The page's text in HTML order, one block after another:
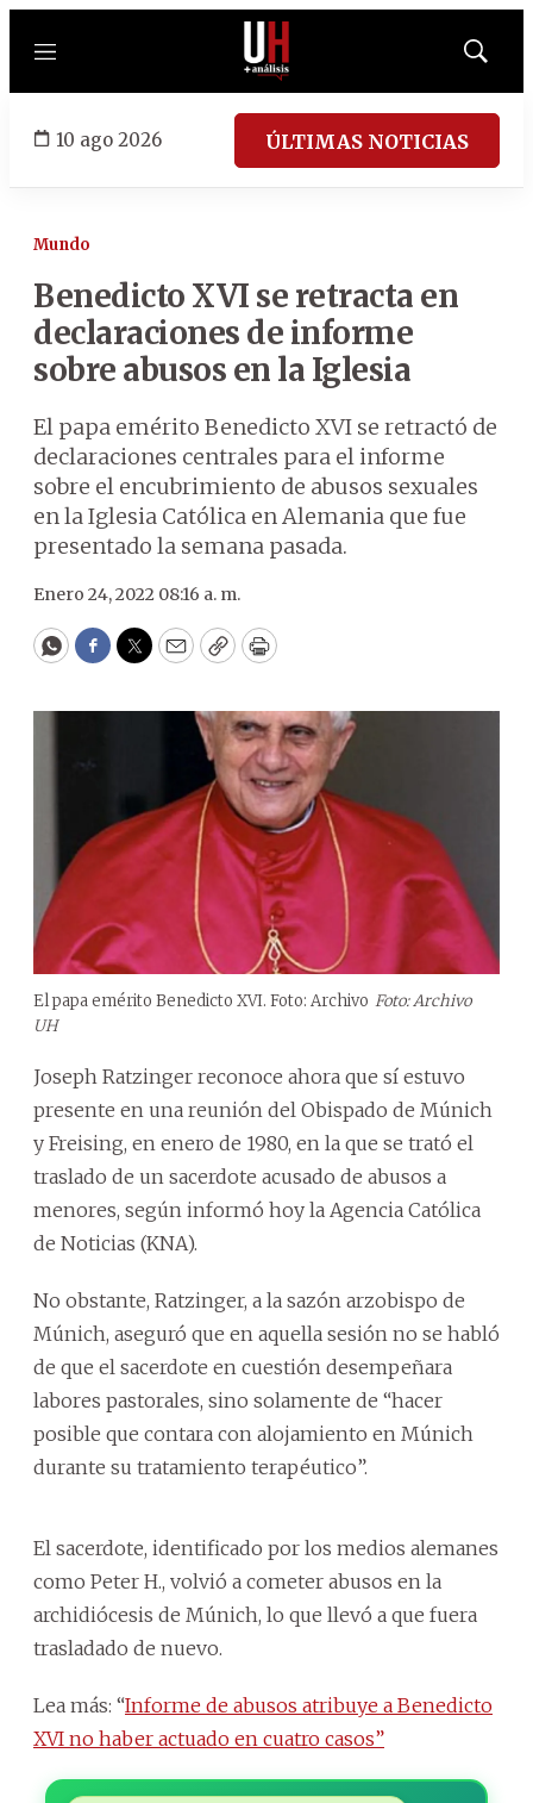
Menú
Mostrar
10 ago 2026 ÚLTIMAS NOTICIAS
Mundo
Benedicto XVI se retracta en
declaraciones de informe
sobre abusos en la Iglesia
El papa emérito Benedicto XVI se retractó de
declaraciones centrales para el informe
sobre el encubrimiento de abusos sexuales
en la Iglesia Católica en Alemania que fue
presentado la semana pasada.
Enero 24, 2022 08:16 a. m.
WhatsApp
Facebook
Twitter
EmailCopyPrint
El papa emérito Benedicto XVI. Foto: Archivo Foto: Archivo
UH
Joseph Ratzinger reconoce ahora que sí estuvo
presente en una reunión del Obispado de Múnich
y Freising, en enero de 1980, en la que se trató el
traslado de un sacerdote acusado de abusos a
menores, según informó hoy la Agencia Católica
de Noticias (KNA).
No obstante, Ratzinger, a la sazón arzobispo de
Múnich, aseguró que en aquella sesión no se habló
de que el sacerdote en cuestión desempeñara
labores pastorales, sino solamente de “hacer
posible que contara con alojamiento en Múnich
durante su tratamiento terapéutico”.
El sacerdote, identificado por los medios alemanes
como Peter H., volvió a cometer abusos en la
archidiócesis de Múnich, lo que llevó a que fuera
trasladado de nuevo.
Lea más: “Informe de abusos atribuye a Benedicto
XVI no haber actuado en cuatro casos”